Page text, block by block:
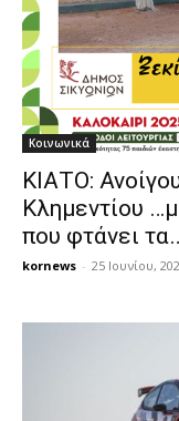
Κοινωνικά
ΚΙΑΤΟ:
Κλημεντίου
που φτάνει
kornews - 25 Ιουνίου,